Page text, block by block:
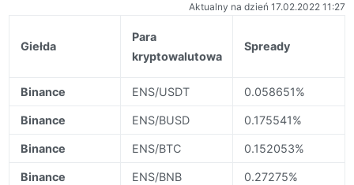
Aktualny na dzień 17.02.2022 11:27
Giełda
Para
kryptowalutowa
Spready
Binance ENS/USDT 0.058651%
Binance ENS/BUSD 0.175541%
Binance ENS/BTC 0.152053%
Binance ENS/BNB 0.27275%